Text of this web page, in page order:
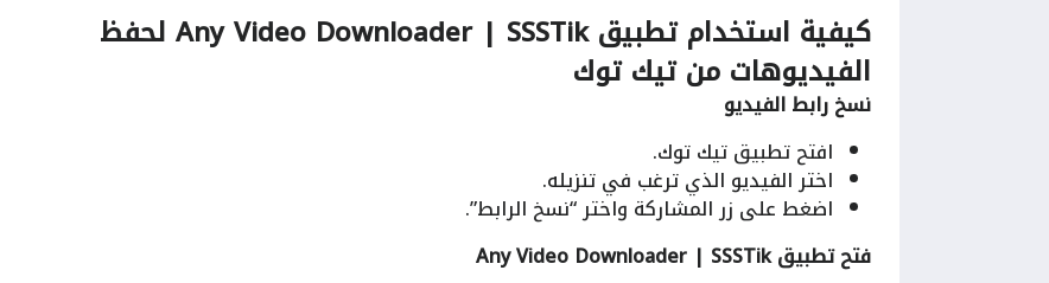
كيفية استخدامتطبيق Any Video Downloader | SSSTik لحفظ
الفيديوهات من تيك توك
نسخ رابط الفيديو
افتح تطبيق تيك توك.
اختر الفيديو الذي ترغب في تنزيله.
اضغط على زر المشاركة واختر “نسخ الرابط”.
فتح تطبيق Any Video Downloader | SSSTik